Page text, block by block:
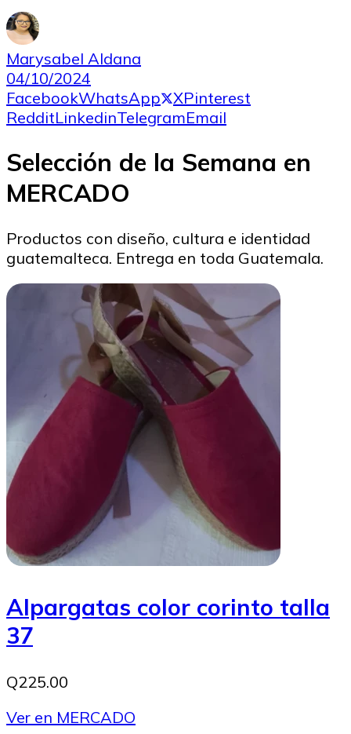
Marysabel Aldana
04/10/2024
FacebookWhatsApp XPinterest
RedditLinkedinTelegramEmail
Selección de la Semana en
MERCADO
Productos con diseño, cultura e identidad
guatemalteca. Entrega en toda Guatemala.
Alpargatas color corinto talla
37
Q225.00
Ver en MERCADO